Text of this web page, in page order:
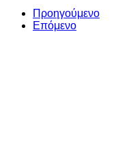
Share
Προηγούμενο
Επόμενο